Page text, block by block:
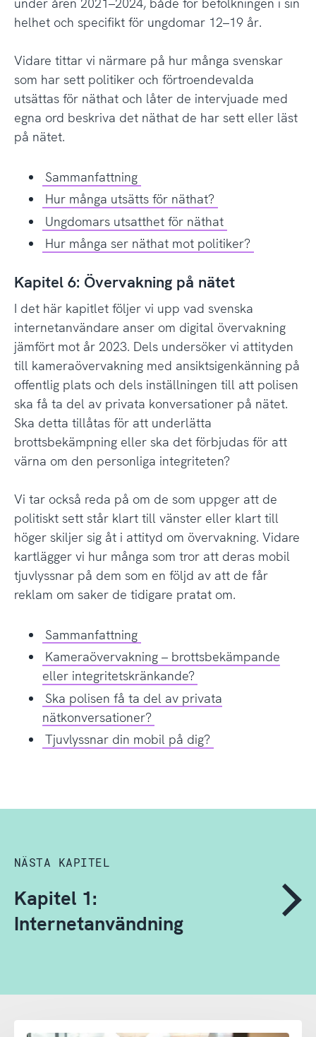
under åren 2021–2024, både för befolkningen i sin
helhet och specifikt för ungdomar 12–19 år.
Vidare tittar vi närmare på hur många svenskar
som har sett politiker och förtroendevalda
utsättas för näthat och låter de intervjuade med
egna ord beskriva det näthat de har sett eller läst
på nätet.
Sammanfattning
Hur många utsätts för näthat?
Ungdomars utsatthet för näthat
Hur många ser näthat mot politiker?
Kapitel 6: Övervakning på nätet
I det här kapitlet följer vi upp vad svenska
internetanvändare anser om digital övervakning
jämfört mot år 2023. Dels undersöker vi attityden
till kameraövervakning med ansiktsigenkänning på
offentlig plats och dels inställningen till att polisen
ska få ta del av privata konversationer på nätet.
Ska detta tillåtas för att underlätta
brottsbekämpning eller ska det förbjudas för att
värna om den personliga integriteten?
Vi tar också reda på om de som uppger att de
politiskt sett står klart till vänster eller klart till
höger skiljer sig åt i attityd om övervakning. Vidare
kartlägger vi hur många som tror att deras mobil
tjuvlyssnar på dem som en följd av att de får
reklam om saker de tidigare pratat om.
Sammanfattning
Kameraövervakning – brottsbekämpande
eller integritetskränkande?
Ska polisen få ta del av privata
nätkonversationer?
Tjuvlyssnar din mobil på dig?
NÄSTA KAPITEL
Kapitel 1:
Internetanvändning